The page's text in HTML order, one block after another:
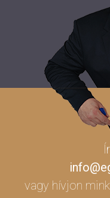
vagy hívjon